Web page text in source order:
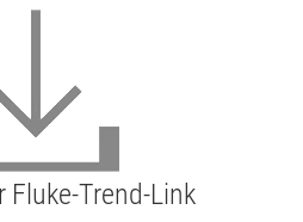
Fluke-Trend-Link